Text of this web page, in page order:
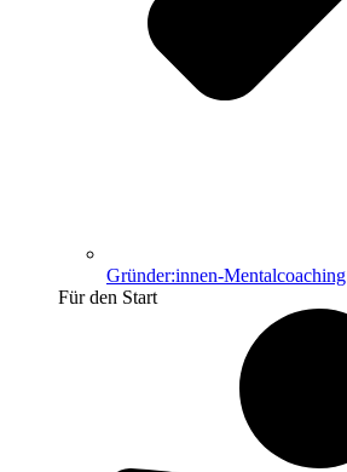
Gründer:innen-Mentalcoaching
Für den Start